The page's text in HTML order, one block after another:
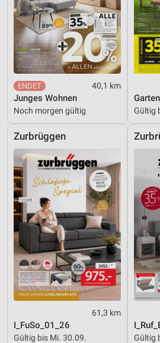
40,1 km
Junges Wohnen
Noch morgen gültig Gültig
Zurbrüggen
61,3 km
I_FuSo_01_26
Gültig bis Mi. 30.09. Gültig